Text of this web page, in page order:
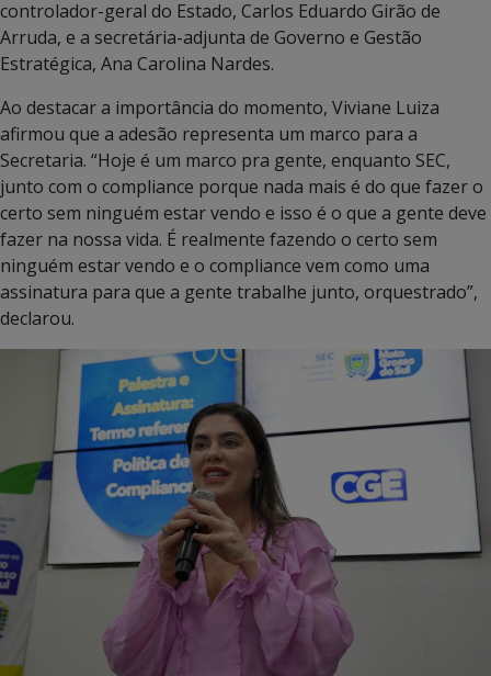
controlador-geral do Estado, Carlos Eduardo Girão de
Arruda, e a secretária-adjunta de Governo e Gestão
Estratégica, Ana Carolina Nardes.
Ao destacar a importância do momento, Viviane Luiza
afirmou que a adesão representa um marco para a
Secretaria. “Hoje é um marco pra gente, enquanto SEC,
junto com o compliance porque nada mais é do que fazer o
certo sem ninguém estar vendo e isso é o que a gente deve
fazer na nossa vida. É realmente fazendo o certo sem
ninguém estar vendo e o compliance vem como uma
assinatura para que a gente trabalhe junto, orquestrado”,
declarou.